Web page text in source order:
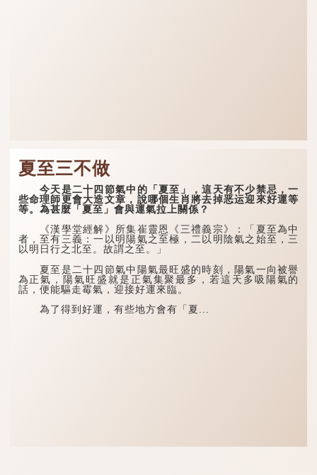
夏至三不做
今天是二十四節氣中的「夏至」，這天有不少禁忌，一
些命理師更會大造文章，說哪個生肖將去掉恶运迎來好運等
等。為甚麼「夏至」會與運氣拉上關係？
《漢學堂經解》所集崔靈恩《三禮義宗》：「夏至為中
者，至有三義：一以明陽氣之至極，二以明陰氣之始至，三
以明日行之北至。故謂之至。」
夏至是二十四節氣中陽氣最旺盛的時刻，陽氣一向被譽
為正氣，陽氣旺盛就是正氣集聚最多，若這天多吸陽氣的
話，便能驅走霉氣，迎接好運來臨。
為了得到好運，有些地方會有「夏...